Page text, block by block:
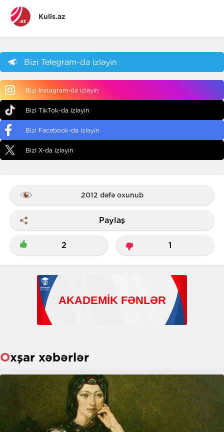
Kulis.az
Bizi Telegram-da izləyin
Bizi Instagram-da izləyin
Bizi TikTok-da izləyin
Bizi Facebook-da izləyin
Bizi X-da izləyin
2012 dəfə oxunub
Paylaş
2 1
Oxşar xəbərlər